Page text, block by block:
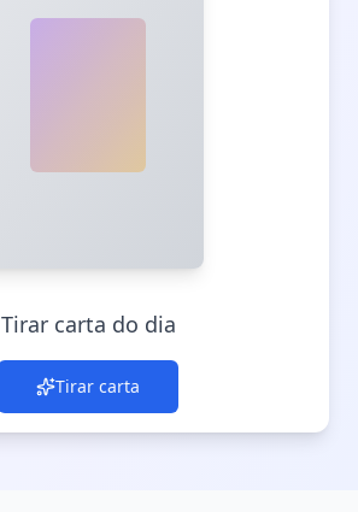
Tirar carta do dia
Tirar carta